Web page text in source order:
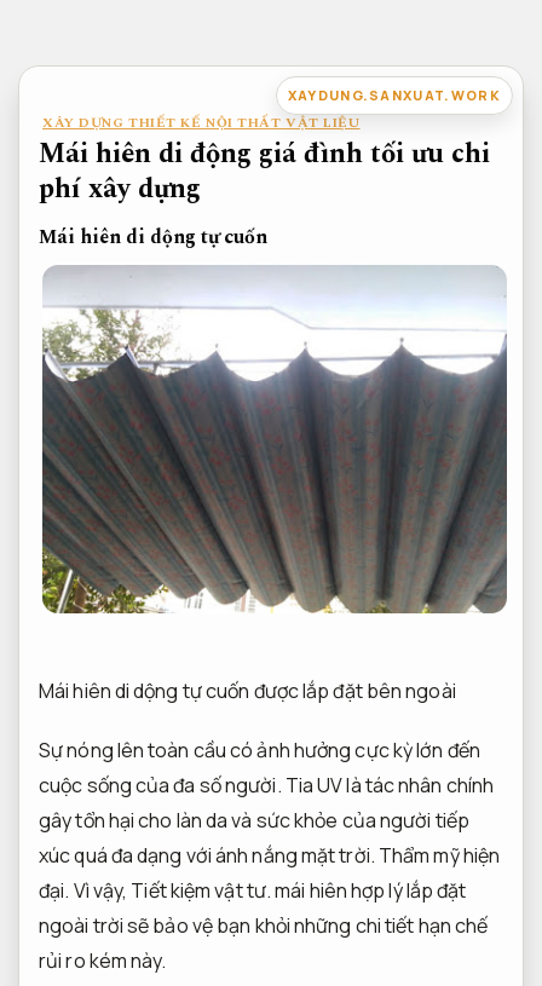
nội
dung
XAYDUNG.SANXUAT.WORK
XÂY DỰNG THIẾT KẾ NỘI THẤT VẬT LIỆU
Mái hiên di động giá đình tối ưu chi
phí xây dựng
Mái hiên di dộng tự cuốn
Mái hiên di dộng tự cuốn được lắp đặt bên ngoài
Sự nóng lên toàn cầu có ảnh hưởng cực kỳ lớn đến
cuộc sống của đa số người. Tia UV là tác nhân chính
gây tổn hại cho làn da và sức khỏe của người tiếp
xúc quá đa dạng với ánh nắng mặt trời. Thẩm mỹ hiện
đại. Vì vậy, Tiết kiệm vật tư.mái hiên hợp lý lắp đặt
ngoài trời sẽ bảo vệ bạn khỏi những chi tiết hạn chế
rủi ro kém này.